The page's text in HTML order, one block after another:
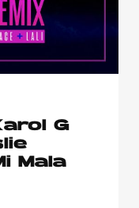
agency. TODOS LOS
G
Mala